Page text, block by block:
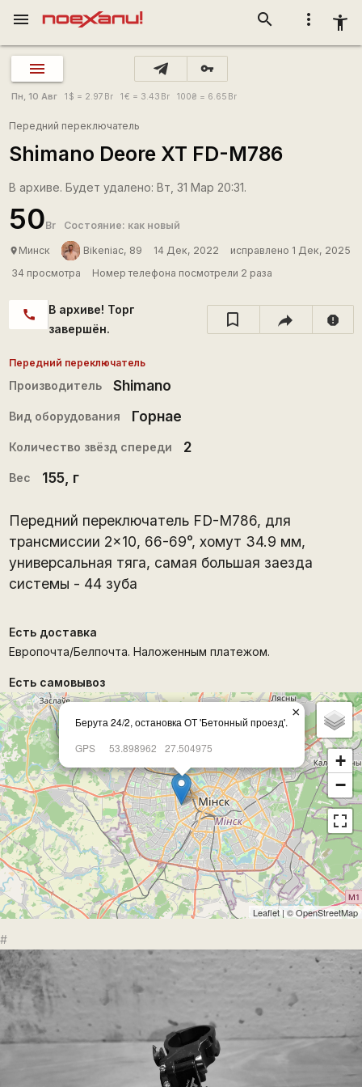
more_vert accessibility_new
search
menu
vpn_key
Пн, 10 Авг 1 $ = 2.97 Br 1€ = 3.43 Br 100₴ = 6.65 Br
Передний переключатель
Shimano Deore XT FD-M786
В архиве. Будет удалено: Вт, 31 Мар 20:31.
50Br Состояние: как новый
place Минск Bikeniac, 89 14 Дек, 2022
исправлено 1 Дек, 2025
34 просмотра
Номер телефона посмотрели 2 раза
call
В архиве! Торг
завершён.
report
Передний переключатель
Производитель Shimano
Вид оборудования Горнае
Количество звёзд спереди 2
Вес 155, г
Передний переключатель FD-M786, для
трансмиссии 2×10, 66-69°, хомут 34.9 мм,
универсальная тяга, самая большая заезда
системы - 44 зуба
Есть доставка
Европочта/Белпочта. Наложенным платежом.
Есть самовывоз
Берута 24/2, остановка ОТ 'Бетонный проезд'.
GPS
53.898962 27.504975
×
+
−
Leaflet | ©OpenStreetMap
#